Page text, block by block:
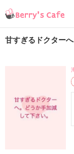
甘すぎるドクター